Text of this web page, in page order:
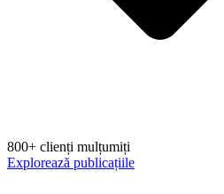
800+ clienți mulțumiți
Explorează publicațiile